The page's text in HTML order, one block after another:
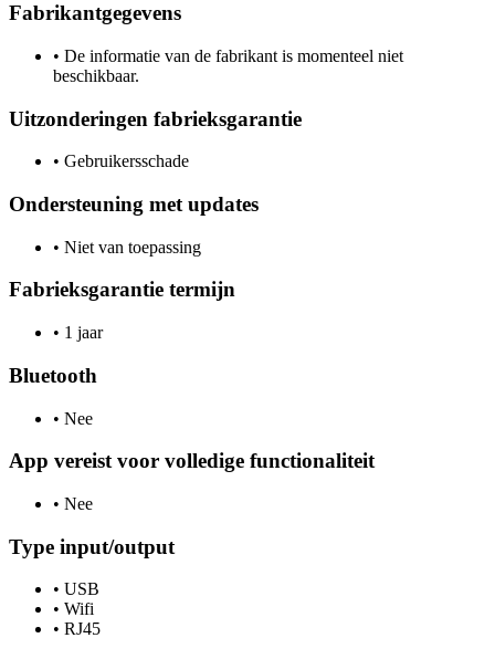
Fabrikantgegevens
• De informatie van de fabrikant is momenteel niet
beschikbaar.
Uitzonderingen fabrieksgarantie
• Gebruikersschade
Ondersteuning met updates
• Niet van toepassing
Fabrieksgarantie termijn
• 1 jaar
Bluetooth
• Nee
App vereist voor volledige functionaliteit
• Nee
Type input/output
• USB
• Wifi
• RJ45